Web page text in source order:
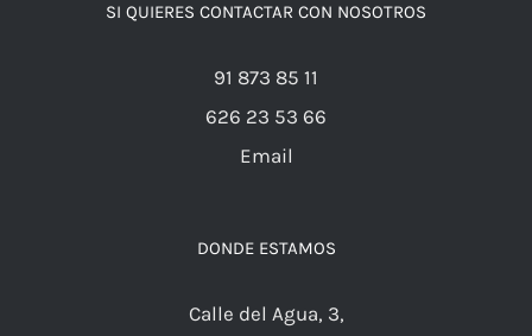
SI QUIERES CONTACTAR CON NOSOTROS
91 873 85 11
626 23 53 66
Email
DONDE ESTAMOS
Calle del Agua, 3,